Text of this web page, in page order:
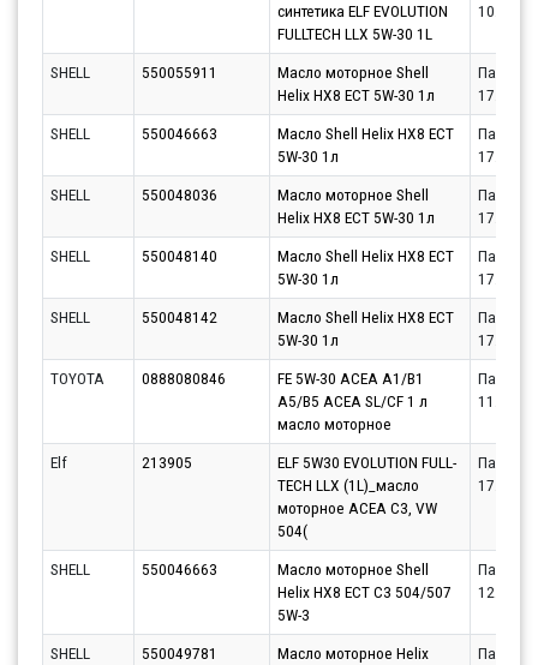
синтетика ELF EVOLUTION
FULLTECH LLX 5W-30 1L
SHELL 550055911
Масло моторное Shell
Helix HX8 ECT 5W-30 1л
Партнёр
SHELL
550046663
Масло Shell Helix HX8 ECT
5W-30 1л
Партнёр
SHELL
550048036
Масло моторное Shell
Helix HX8 ECT 5W-30 1л
Партнёр
SHELL
550048140
Масло Shell Helix HX8 ECT
5W-30 1л
Партнёр
SHELL
550048142
Масло Shell Helix HX8 ECT
5W-30 1л
Партнёр
TOYOTA
0888080846
FE 5W-30 ACEA A1/B1
A5/B5 ACEA SL/CF 1 л
масло моторное
Партнёр
Elf 213905
ELF 5W30 EVOLUTION FULL-
TECH LLX (1L)_масло
моторное ACEA C3, VW
504(
Партнёр
SHELL 550046663
Масло моторное Shell
Helix HX8 ECT C3 504/507
5W-3
Партнёр
SHELL 550049781
Масло моторное Helix
Партнёр